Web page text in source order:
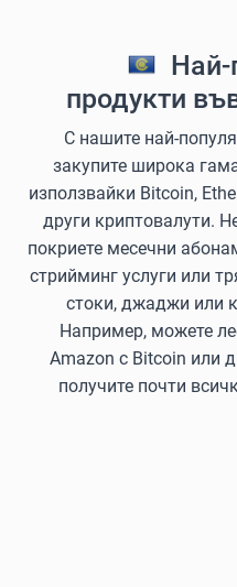
Най-
продукти
С нашите най-
закупите широка
използвайки Bitcoin,
други криптовалути.
покриете месечни
стрийминг услуги или
стоки, джаджи или
Например, можете
Amazon с Bitcoin или
получите почти